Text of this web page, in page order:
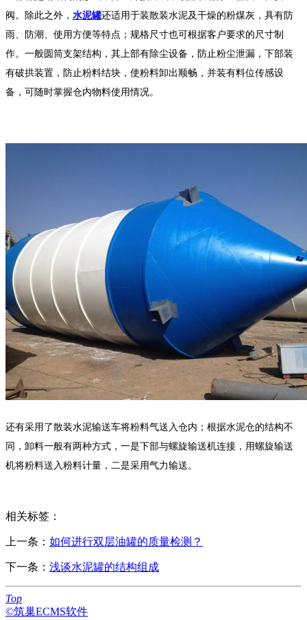
阀。除此之外， 水泥罐还适用于装散装水泥及干燥的粉煤灰，具有防
雨、防潮、使用方便等特点；规格尺寸也可根据客户要求的尺寸制
作。一般圆筒支架结构，其上部有除尘设备，防止粉尘泄漏，下部装
有破拱装置，防止粉料结块，使粉料卸出顺畅，并装有料位传感设
备，可随时掌握仓内物料使用情况。
还有采用了散装水泥输送车将粉料气送入仓内；根据水泥仓的结构不
同，卸料一般有两种方式，一是下部与螺旋输送机连接，用螺旋输送
机将粉料送入粉料计量，二是采用气力输送。
相关标签：
上一条： 如何进行双层油罐的质量检测？
下一条： 浅谈水泥罐的结构组成
Top
©筑巢ECMS软件